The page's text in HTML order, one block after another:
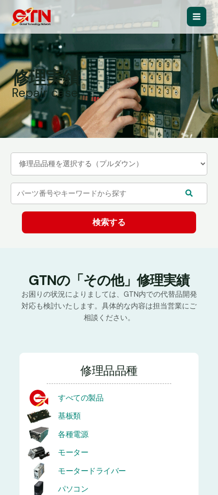
ス
キ
ッ
プ
Main
修理実績
Repair case
GTNの「その他」修理実績
お困りの状況によりましては、GTN内での代替品開発
対応も検討いたします。具体的な内容は担当営業にご
相談ください。
修理品品種
すべての製品
基板類
各種電源
モーター
モータードライバー
パソコン